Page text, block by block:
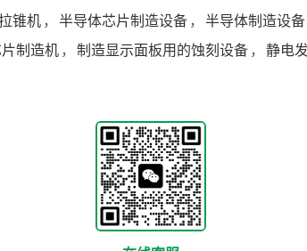
锥机 ， 半导体芯片制造设备 ， 半导体制造设备
制造机 ， 制造显示面板用的蚀刻设备 ， 静电